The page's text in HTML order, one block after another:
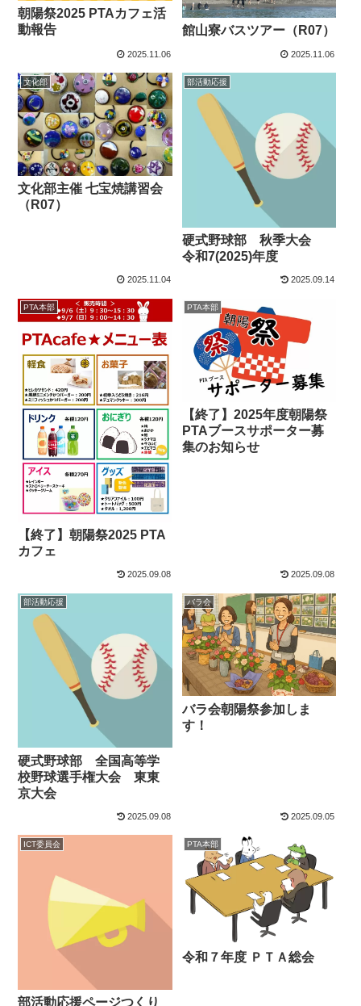
朝陽祭2025 PTAカフェ活
動報告
2025.11.06
館山寮バスツアー（R07）
2025.11.06
文化部
文化部主催 七宝焼講習会
（R07）
2025.11.04
部活動応援
硬式野球部 秋季大会
令和7(2025)年度
2025.09.14
PTA本部
【終了】朝陽祭2025 PTA
カフェ
2025.09.08
PTA本部
【終了】2025年度朝陽祭
PTAブースサポーター募
集のお知らせ
2025.09.08
部活動応援
硬式野球部 全国高等学
校野球選手権大会 東東
京大会
2025.09.08
バラ会
バラ会朝陽祭参加しま
す！
2025.09.05
ICT委員会
部活動応援ページつくり
PTA本部
令和７年度 ＰＴＡ総会